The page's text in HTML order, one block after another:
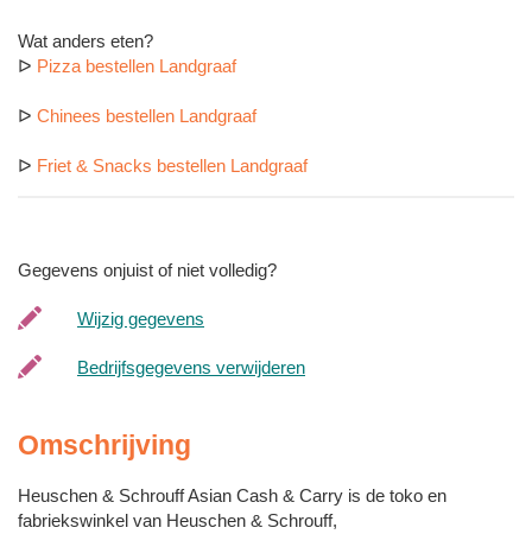
Wat anders eten?
ᐅ Pizza bestellen Landgraaf
ᐅ Chinees bestellen Landgraaf
ᐅ Friet & Snacks bestellen Landgraaf
Gegevens onjuist of niet volledig?
Wijzig gegevens
Bedrijfsgegevens verwijderen
Omschrijving
Heuschen & Schrouff Asian Cash & Carry is de toko en
fabriekswinkel van Heuschen & Schrouff,